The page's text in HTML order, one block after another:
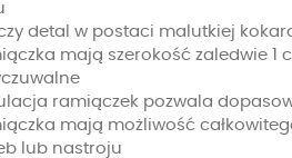
detal w postaci malutkiej
mają szerokość zaledwie
ramiączek pozwala
mają możliwość
lub nastroju